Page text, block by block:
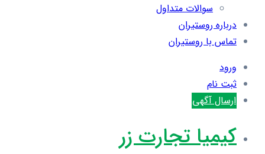
سوالات متداول
درباره روستیران
تماس با روستیران
ورود
ثبت نام
ارسال آگهی
کیمیا تجارت زر